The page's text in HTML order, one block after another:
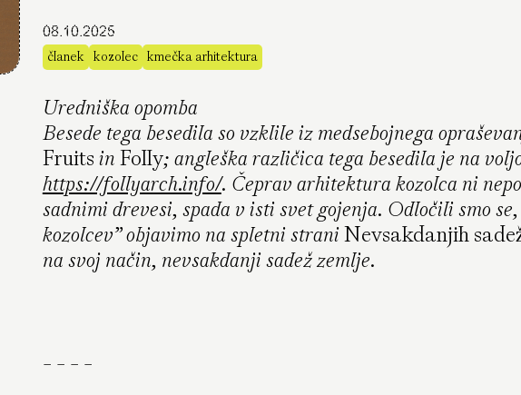
08.10.2025
članek kozolec kmečka arhitektura
Uredniška opomba
Besede tega besedila so vzklile iz medsebojnega
FruitsinFolly; angleška različica tega besedila je na
https://follyarch.info/. Čeprav arhitektura kozolca ni
sadnimi drevesi, spada v isti svet gojenja. Odločili smo
kozolcev” objavimo na spletni straniNevsakdanjih
na svoj način, nevsakdanji sadež zemlje.
- - - -